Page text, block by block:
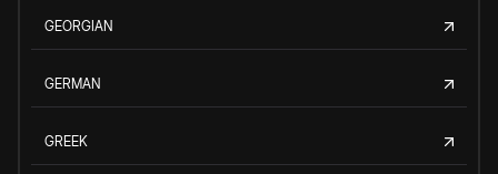
GEORGIAN
GERMAN
GREEK